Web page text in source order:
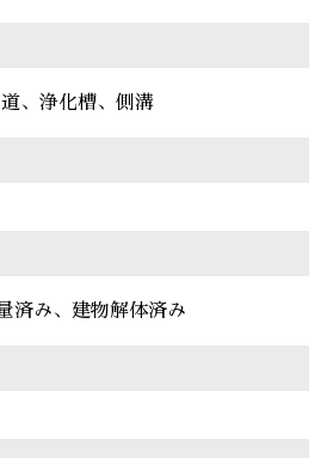
、浄化槽、側溝
み、建物解体済み